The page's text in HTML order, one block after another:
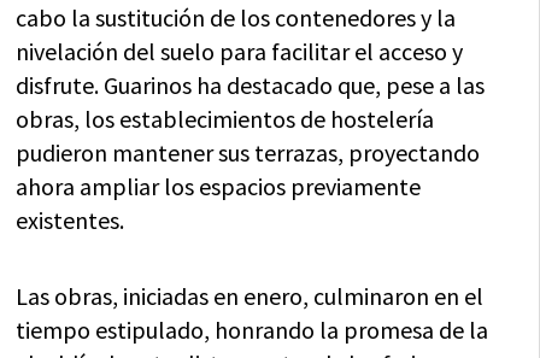
cabo la sustitución de los contenedores y la
nivelación del suelo para facilitar el acceso y
disfrute. Guarinos ha destacado que, pese a las
obras, los establecimientos de hostelería
pudieron mantener sus terrazas, proyectando
ahora ampliar los espacios previamente
existentes.
Las obras, iniciadas en enero, culminaron en el
tiempo estipulado, honrando la promesa de la